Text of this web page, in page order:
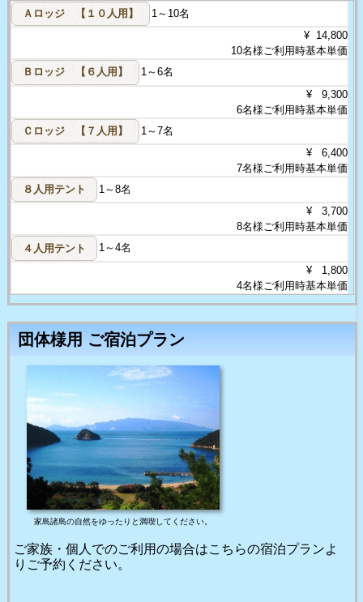
Ａロッジ 【１０人用】
1～10名
¥ 14,800
10名様ご利用時基本単価
Ｂロッジ 【６人用】
1～6名
¥ 9,300
6名様ご利用時基本単価
Ｃロッジ 【７人用】
1～7名
¥ 6,400
7名様ご利用時基本単価
８人用テント
1～8名
¥ 3,700
8名様ご利用時基本単価
４人用テント
1～4名
¥ 1,800
4名様ご利用時基本単価
団体様用 ご宿泊プラン
家島諸島の自然をゆったりと満喫してください。
ご家族・個人でのご利用の場合はこちらの宿泊プランよ
りご予約ください。